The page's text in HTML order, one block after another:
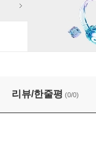
리뷰/한줄평 (0/0)